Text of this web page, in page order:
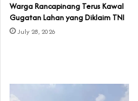
‎Warga Rancapinang Terus Kawal
Gugatan Lahan yang Diklaim TNI‎‎
July 28, 2026